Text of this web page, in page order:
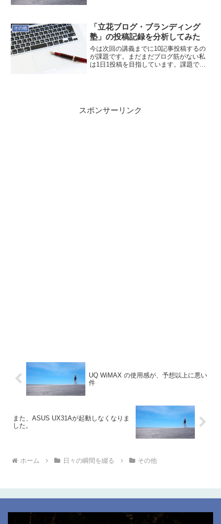
その他
「立花ブログ・ブランディング
塾」の投稿記録を分析してみた
今は次回の講義までに10記事投稿するの
が課題です。まだまだブログ筋がない私
は1日1投稿を目指しています。課題では
スポンサーリンク
UQ WiMAX の使用感が、予想以上に悪い
件
また、ASUS UX31Aが起動しなくなりま
した。
ホーム 日々の瞬間を綴る その他